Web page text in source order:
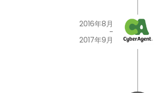
2016年8月
-
2017年9月